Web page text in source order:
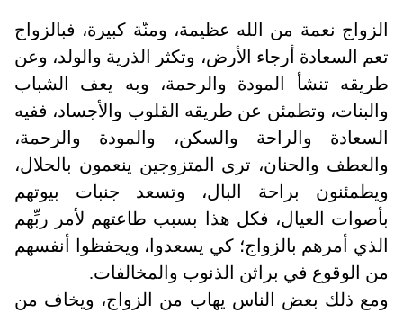
الزواج نعمة من الله عظيمة، ومنّة كبيرة، فبالزواج
تعم السعادة أرجاء الأرض، وتكثر الذرية والولد، وعن
طريقه تنشأ المودة والرحمة، وبه يعف الشباب
والبنات، وتطمئن عن طريقه القلوب والأجساد، ففيه
السعادة والراحة والسكن، والمودة والرحمة،
والعطف والحنان، ترى المتزوجين ينعمون بالحلال،
ويطمئنون براحة البال، وتسعد جنبات بيوتهم
بأصوات العيال، فكل هذا بسبب طاعتهم لأمر ربِّهم
الذي أمرهم بالزواج؛ كي يسعدوا، ويحفظوا أنفسهم
من الوقوع في براثن الذنوب والمخالفات.
ومع ذلك بعض الناس يهاب من الزواج، ويخاف من